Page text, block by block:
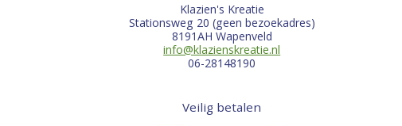
Klazien's Kreatie
Stationsweg 20 (geen bezoekadres)
8191AH Wapenveld
info@klazienskreatie.nl
06-28148190
Veilig betalen